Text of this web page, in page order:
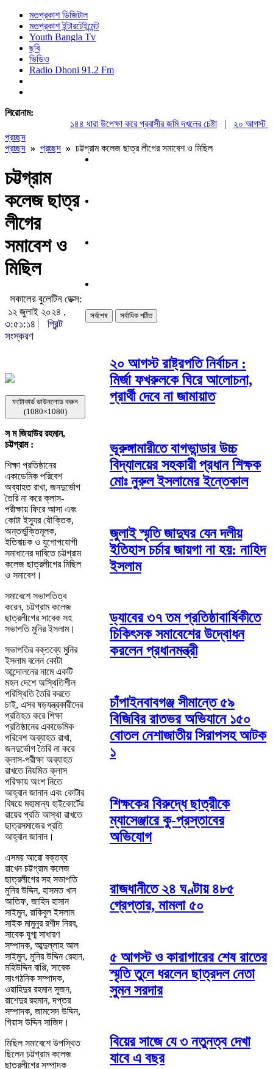
মতপ্রকাশ ডিজিটাল
মতপ্রকাশ ইন্টারটেইন্মেন্ট
Youth Bangla Tv
ছবি
ভিডিও
Radio Dhoni 91.2 Fm
শিরোনাম:
১৪৪ ধারা উপেক্ষা করে প্রবাসীর জমি দখলের চেষ্টা|
২০ আগস্ট
প্রচ্ছদ
প্রচ্ছদ » প্রচ্ছদ » চট্টগ্রাম কলেজ ছাত্র লীগের সমাবেশ ও মিছিল
চট্টগ্রাম
কলেজ ছাত্র
লীগের
সমাবেশ ও
মিছিল
সকালের বুলেটিন ডেক্স:
১২ জুলাই ২০২৪ ,
৩:৫১:১৪
প্রিন্ট
সংস্করণ
ফটোকার্ড ডাউনলোড করুন
(1080×1080)
স ম জিয়াউর রহমান,
চট্টগ্রাম :
শিক্ষা প্রতিষ্ঠানের
একাডেমিক পরিবেশ
অব্যাহত রাখা, জনদুর্ভোগ
তৈরি না করে ক্লাস-
পরীক্ষায় ফিরে আসা এবং
কোটা ইস্যুর যৌক্তিক,
অন্তর্ভুক্তিমূলক,
ইতিবাচক ও যুগোপযোগী
সমাধানের দাবিতে চট্টগ্রাম
কলেজ ছাত্রলীগের মিছিল
ও সমাবেশ।
সমাবেশে সভাপতিত্ব
করেন, চট্টগ্রাম কলেজ
ছাত্রলীগের সাবেক সহ
সভাপতি মুনির ইসলাম।
সভাপতির বক্তব্যে মুনির
ইসলাম বলেন কোটা
আন্দোলনের নামে একটি
মহল দেশে অস্থিতিশীল
পরিস্থিতি তৈরি করতে
চাই, এসব ষড়যন্ত্রকারীদের
প্রতিহত করে শিক্ষা
প্রতিষ্ঠানের একাডেমিক
পরিবেশ অব্যাহত রাখা,
জনদুর্ভোগ তৈরি না করে
ক্লাস-পরীক্ষা অব্যাহত
রাখতে নিয়মিত ক্লাস
পরিক্ষায় অংশ নিতে
আহ্বান জানান এবং কোটার
বিষয়ে মহামান্য হাইকোর্টের
রায়ের প্রতি আস্থা রাখতে
ছাত্রসমাজের প্রতি
আহ্বান জানান।
এসময় আরো বক্তব্য
রাখেন চট্টগ্রাম কলেজ
ছাত্রলীগের সহ সভাপতি
মুনির উদ্দিন, হাসমত খান
আতিফ, জাহিদ হাসান
সাইমুন, রাকিবুল ইসলাম
সাইক মামুনুর রশীদ নিরব,
সাবেক যুগ্ম সাধারণ
সম্পাদক, আব্দুল্লাহ আল
সাইমুন, মুনির উদ্দিন রেহান,
মহিউদ্দিন বাপ্পি, সাবেক
সাংগঠনিক সম্পাদক,
ওয়াহিদুর রহমান সুজন,
রাশেদুর রহমান, দপ্তর
সম্পাদক, জামসেদ উদ্দিন,
গিয়াস উদ্দিন সাজিদ।
মিছিল সমাবেশে উপস্থিত
ছিলেন চট্টগ্রাম কলেজ
ছাত্রলীগের সম্পাদক
সর্বশেষ সর্বাধিক পঠিত
২০ আগস্ট রাষ্ট্রপতি নির্বাচন :
মির্জা ফখরুলকে ঘিরে আলোচনা,
প্রার্থী দেবে না জামায়াত
ভূরুঙ্গামারীতে বাগভান্ডার উচ্চ
বিদ্যালয়ের সহকারী প্রধান শিক্ষক
মোঃ নুরুল ইসলামের ইন্তেকাল
জুলাই স্মৃতি জাদুঘর যেন দলীয়
ইতিহাস চর্চার জায়গা না হয়: নাহিদ
ইসলাম
ড্যাবের ৩৭ তম প্রতিষ্ঠাবার্ষিকীতে
চিকিৎসক সমাবেশের উদ্বোধন
করলেন প্রধানমন্ত্রী
চাঁপাইনবাবগঞ্জ সীমান্তে ৫৯
বিজিবির রাতভর অভিযানে ১৫০
বোতল নেশাজাতীয় সিরাপসহ আটক
১
শিক্ষকের বিরুদ্ধে ছাত্রীকে
ম্যাসেঞ্জারে কু-প্রস্তাবের
অভিযোগ
রাজধানীতে ২৪ ঘণ্টায় ৪৮৫
গ্রেপ্তার, মামলা ৫০
৫ আগস্ট ও কারাগারের শেষ রাতের
স্মৃতি তুলে ধরলেন ছাত্রদল নেতা
সুমন সরদার
বিয়ের সাজে যে ৩ নতুনত্ব দেখা
যাবে এ বছর